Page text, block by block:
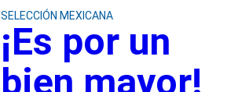
SELECCIÓN MEXICANA
¡Es por un
bien mayor!